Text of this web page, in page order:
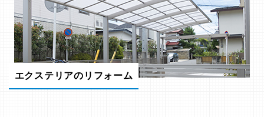
エクステリアのリフォーム